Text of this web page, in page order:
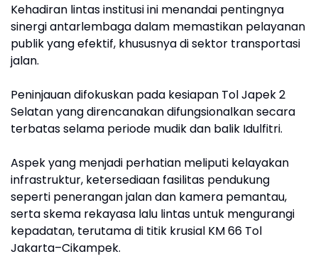
Kehadiran lintas institusi ini menandai pentingnya
sinergi antarlembaga dalam memastikan pelayanan
publik yang efektif, khususnya di sektor transportasi
jalan.
Peninjauan difokuskan pada kesiapan Tol Japek 2
Selatan yang direncanakan difungsionalkan secara
terbatas selama periode mudik dan balik Idulfitri.
Aspek yang menjadi perhatian meliputi kelayakan
infrastruktur, ketersediaan fasilitas pendukung
seperti penerangan jalan dan kamera pemantau,
serta skema rekayasa lalu lintas untuk mengurangi
kepadatan, terutama di titik krusial KM 66 Tol
Jakarta–Cikampek.